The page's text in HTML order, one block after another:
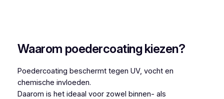
Waarom poedercoating kiezen?
Poedercoating beschermt tegen UV, vocht en
chemische invloeden.
Daarom is het ideaal voor zowel binnen- als